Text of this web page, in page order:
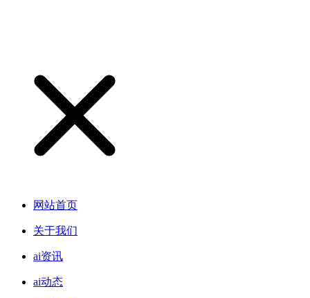
网站首页
关于我们
ai资讯
ai动态